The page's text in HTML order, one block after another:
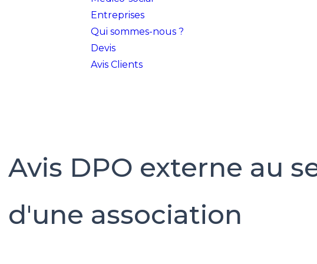
Entreprises
Qui sommes-nous ?
Devis
Avis Clients
Avis DPO externe au
d'une association